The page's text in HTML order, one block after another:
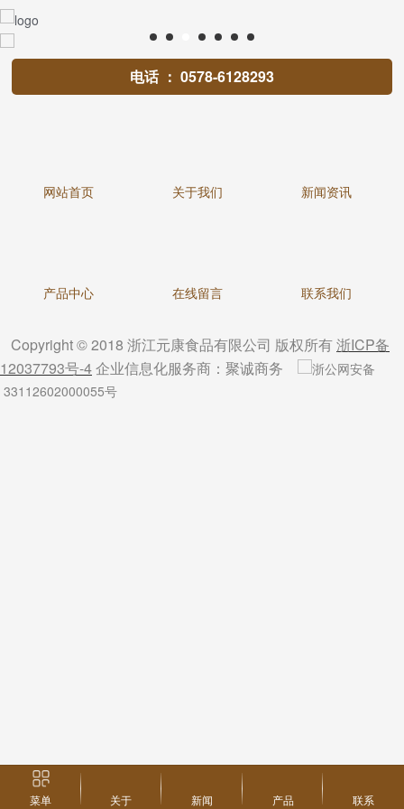
电话 ： 0578-6128293
网站首页 关于我们 新闻资讯
产品中心 在线留言 联系我们
Copyright © 2018 浙江元康食品有限公司 版权所有浙ICP备
12037793号-4企业信息化服务商： 聚诚商务
浙公网安备
33112602000055号
菜单 关于 新闻 产品 联系